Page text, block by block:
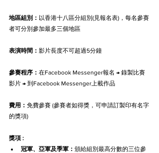
地區組別： 以香港十八區分組別(見報名表)，每名參賽
者可分別參加最多三個地區
表演時間： 影片長度不可超過5分鐘
參賽程序： 在Facebook Messenger報名 → 錄製比賽
影片 → 到Facebook Messenger上載作品
費用： 免費參賽 (參賽者如得獎，可申請訂製印有名字
的獎項)
獎項 :
冠軍、亞軍及季軍： 頒給組別最高分數的三位參